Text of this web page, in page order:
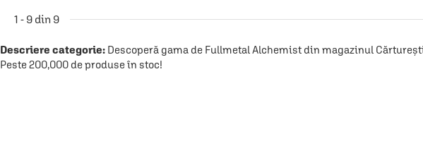
1 - 9 din 9
Descriere categorie: Descoperă gama de Fullmetal Alchemist din magazinul
Peste 200,000 de produse în stoc!